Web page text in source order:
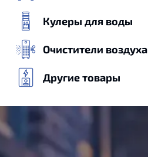
Кулеры для воды
Очистители воздуха
Другие товары